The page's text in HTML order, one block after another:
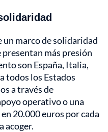
un marco de solidaridad
más presión
son España, Italia,
todos los Estados
a través de
operativo o una
20.000 euros por cada
acoger.